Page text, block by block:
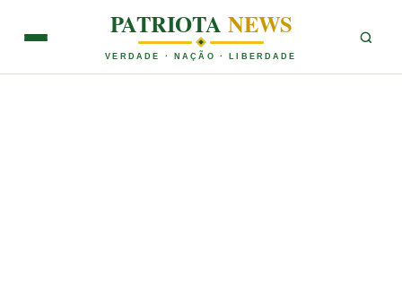
PATRIOTANEWS
VERDADE · NAÇÃO · LIBERDADE